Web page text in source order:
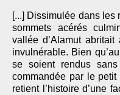
[...] Dissimulée dans
sommets acérés
vallée d’Alamut
invulnérable. Bien
se soient rendus
commandée par le
retient l’histoire d’une